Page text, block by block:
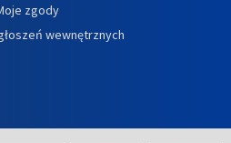
zgody
wewnętrznych